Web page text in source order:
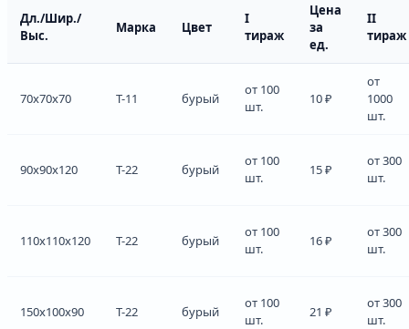
Дл./Шир./
Выс.
Марка Цвет
I
тираж
Цена
за
ед.
II
тираж
70x70x70 Т-11 бурый
от 100
шт.
10 ₽
от
1000
шт.
90x90x120 Т-22 бурый
от 100
шт.
15 ₽
от 300
шт.
110x110x120 Т-22 бурый
от 100
шт.
16 ₽
от 300
шт.
150x100x90 Т-22 бурый
от 100
шт.
21 ₽
от 300
шт.